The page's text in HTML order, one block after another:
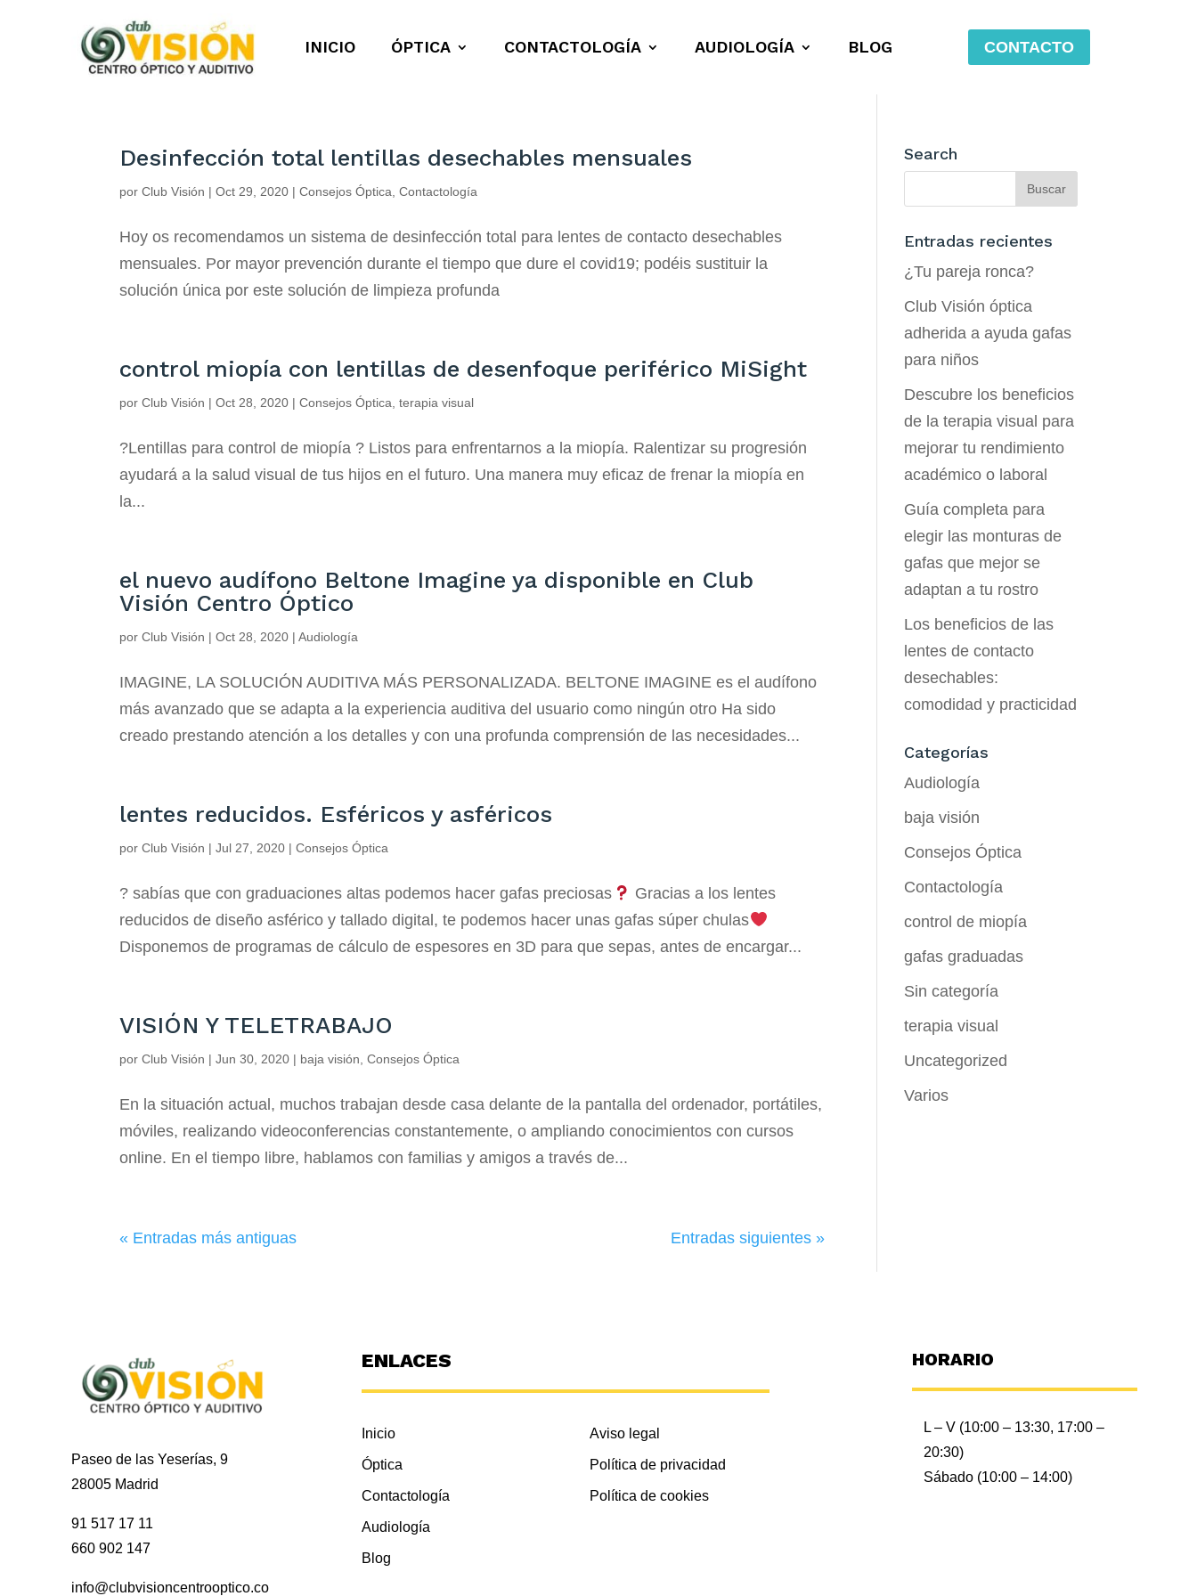
INICIO ÓPTICA CONTACTOLOGÍA AUDIOLOGÍA BLOG CONTACTO
Desinfección total lentillas desechables mensuales
porClub Visión |Oct 29, 2020 |Consejos Óptica ,Contactología
Hoy os recomendamos un sistema de desinfección total para lentes de contacto desechables
mensuales. Por mayor prevención durante el tiempo que dure el covid19; podéis sustituir la
solución única por este solución de limpieza profunda
control miopía con lentillas de desenfoque periférico MiSight
porClub Visión |Oct 28, 2020 |Consejos Óptica ,terapia visual
?️Lentillas para control de miopía ? Listos para enfrentarnos a la miopía. Ralentizar su progresión
ayudará a la salud visual de tus hijos en el futuro. Una manera muy eficaz de frenar la miopía en
la...
el nuevo audífono Beltone Imagine ya disponible en Club
Visión Centro Óptico
porClub Visión |Oct 28, 2020 |Audiología
IMAGINE, LA SOLUCIÓN AUDITIVA MÁS PERSONALIZADA. BELTONE IMAGINE es el audífono
más avanzado que se adapta a la experiencia auditiva del usuario como ningún otro Ha sido
creado prestando atención a los detalles y con una profunda comprensión de las necesidades...
lentes reducidos. Esféricos y asféricos
porClub Visión |Jul 27, 2020 |Consejos Óptica
? sabías que con graduaciones altas podemos hacer gafas preciosas
Gracias a los lentes
reducidos de diseño asférico y tallado digital, te podemos hacer unas gafas súper chulas
Disponemos de programas de cálculo de espesores en 3D para que sepas, antes de encargar...
VISIÓN Y TELETRABAJO
porClub Visión |Jun 30, 2020 | baja visión ,Consejos Óptica
En la situación actual, muchos trabajan desde casa delante de la pantalla del ordenador, portátiles,
móviles, realizando videoconferencias constantemente, o ampliando conocimientos con cursos
online. En el tiempo libre, hablamos con familias y amigos a través de...
« Entradas más antiguas Entradas siguientes »
Search
Entradas recientes
¿Tu pareja ronca?
Club Visión óptica
adherida a ayuda gafas
para niños
Descubre los beneficios
de la terapia visual para
mejorar tu rendimiento
académico o laboral
Guía completa para
elegir las monturas de
gafas que mejor se
adaptan a tu rostro
Los beneficios de las
lentes de contacto
desechables:
comodidad y practicidad
Categorías
Audiología
baja visión
Consejos Óptica
Contactología
control de miopía
gafas graduadas
Sin categoría
terapia visual
Uncategorized
Varios
Paseo de las Yeserías, 9
28005 Madrid
91 517 17 11
660 902 147
info@clubvisioncentrooptico.co
ENLACES
Inicio
Óptica
Contactología
Audiología
Blog
Aviso legal
Política de privacidad
Política de cookies
HORARIO
L – V (10:00 – 13:30, 17:00 –
20:30)
Sábado (10:00 – 14:00)